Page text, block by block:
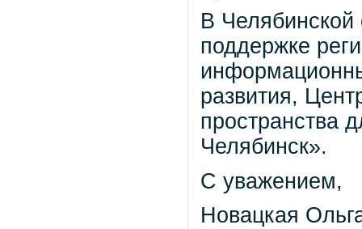
В Челябинской
поддержке
развития,
пространства
Челябинск».
С уважением,
Новацкая